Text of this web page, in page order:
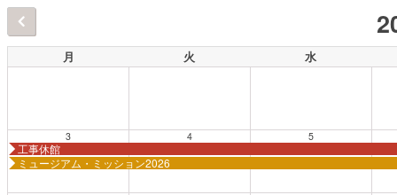
月 火 水
3
工事休館
ミュージアム・ミッション2026
4 5